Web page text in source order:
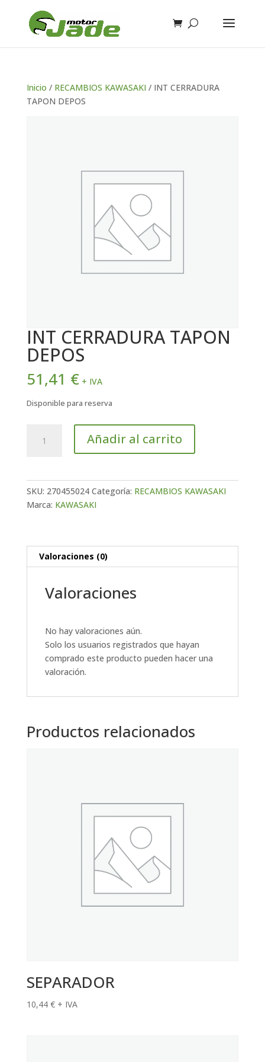
Inicio / RECAMBIOS KAWASAKI / INT CERRADURA
TAPON DEPOS
INT CERRADURA TAPON
DEPOS
51,41 € + IVA
Disponible para reserva
CERRADURA
Añadir al carrito
SKU: 270455024 Categoría: RECAMBIOS KAWASAKI
Marca: KAWASAKI
Valoraciones (0)
Valoraciones
No hay valoraciones aún.
Solo los usuarios registrados que hayan
comprado este producto pueden hacer una
valoración.
Productos relacionados
SEPARADOR
10,44 € + IVA